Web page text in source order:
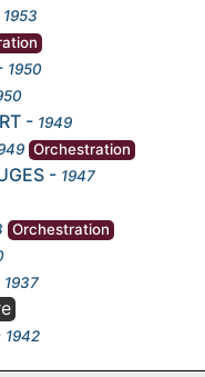
1953
1950
- 1949
Orchestration
- 1947
Orchestration
1937
1942